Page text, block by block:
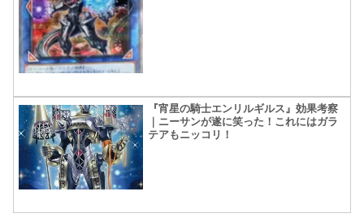
『宵星の騎士エンリルギルス』効果考察
｜ニーサンが遂に笑った！これにはガラ
テアもニッコリ！